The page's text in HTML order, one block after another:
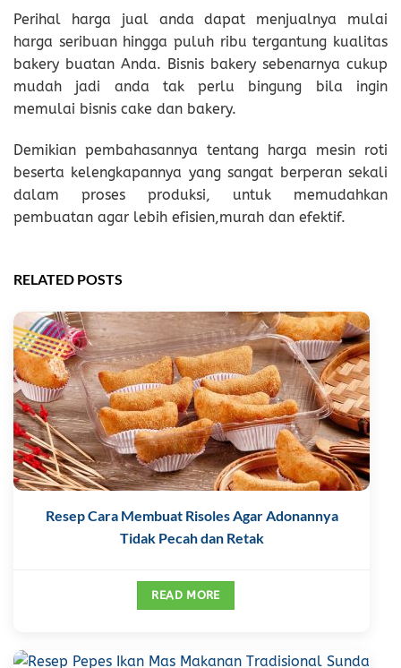
Perihal harga jual anda dapat menjualnya mulai
harga seribuan hingga puluh ribu tergantung kualitas
bakery buatan Anda. Bisnis bakery sebenarnya cukup
mudah jadi anda tak perlu bingung bila ingin
memulai bisnis cake dan bakery.
Demikian pembahasannya tentang harga mesin roti
beserta kelengkapannya yang sangat berperan sekali
dalam proses produksi, untuk memudahkan
pembuatan agar lebih efisien,murah dan efektif.
RELATED POSTS
Resep Cara Membuat Risoles Agar Adonannya
Tidak Pecah dan Retak
READ MORE